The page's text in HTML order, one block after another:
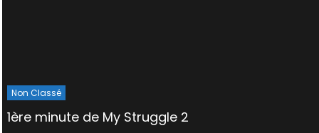
Non Classé
1ère minute de My Struggle 2